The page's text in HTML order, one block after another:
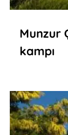
Munzur
kampı